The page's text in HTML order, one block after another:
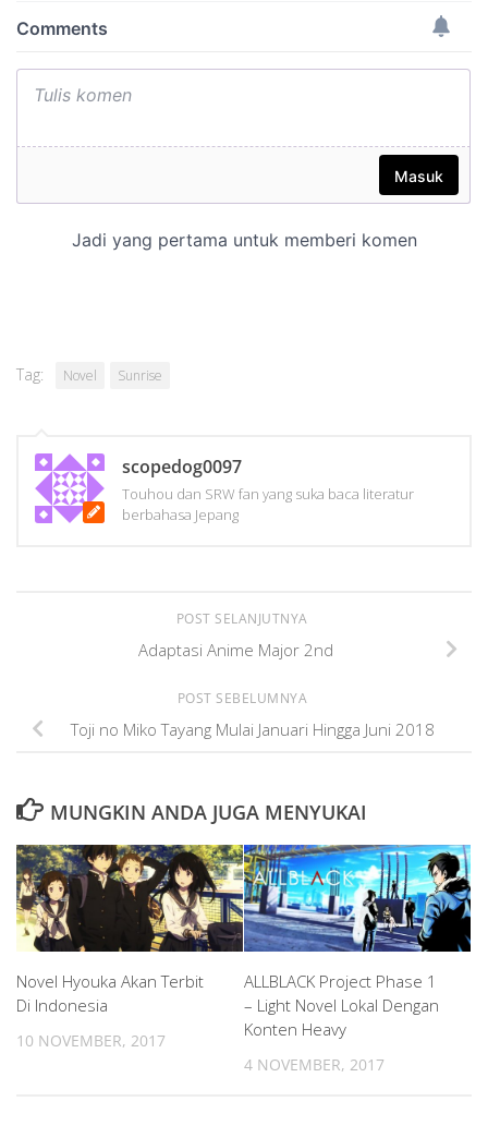
Tag: Novel Sunrise
scopedog0097
Touhou dan SRW fan yang suka baca literatur
berbahasa Jepang
POST SELANJUTNYA
Adaptasi Anime Major 2nd
POST SEBELUMNYA
Toji no Miko Tayang Mulai Januari Hingga Juni 2018
MUNGKIN ANDA JUGA MENYUKAI
Novel Hyouka Akan Terbit
Di Indonesia
10 NOVEMBER, 2017
ALLBLACK Project Phase 1
– Light Novel Lokal Dengan
Konten Heavy
4 NOVEMBER, 2017